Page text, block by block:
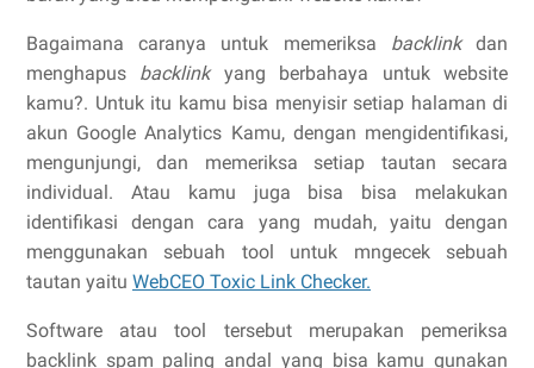
Bagaimana caranya untuk memeriksa backlinkdan
menghapus backlink yang berbahaya untuk website
kamu?. Untuk itu kamu bisa menyisir setiap halaman di
akun Google Analytics Kamu, dengan mengidentifikasi,
mengunjungi, dan memeriksa setiap tautan secara
individual. Atau kamu juga bisa bisa melakukan
identifikasi dengan cara yang mudah, yaitu dengan
menggunakan sebuah tool untuk mngecek sebuah
tautan yaitu WebCEO Toxic Link Checker.
Software atau tool tersebut merupakan pemeriksa
backlink spam paling andal yang bisa kamu gunakan